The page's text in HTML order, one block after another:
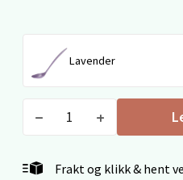
Lavender
Frakt og klikk & hent
Langelandsvegen 25,
Åpent i dag 10-20